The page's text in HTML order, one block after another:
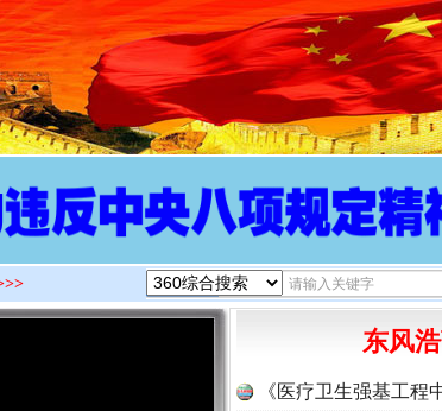
东风
《医疗卫生强基工程